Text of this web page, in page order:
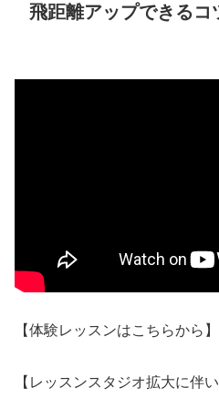
飛距離アップできるコ
【体験レッスンはこちらから】
【レッスンスタジオ拡大に伴